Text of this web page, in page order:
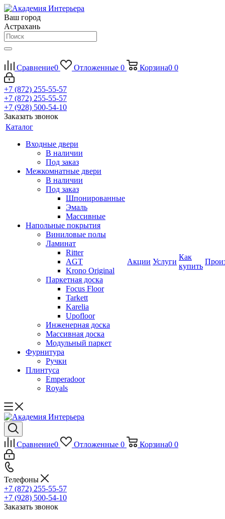
Ваш город
Астрахань
Сравнение0 Отложенные 0 Корзина0 0
+7 (872) 255-55-57
+7 (872) 255-55-57
+7 (928) 500-54-10
Заказать звонок
Каталог
Входные двери
В наличии
Под заказ
Межкомнатные двери
В наличии
Под заказ
Шпонированные
Эмаль
Массивные
Напольные покрытия
Виниловые полы
Ламинат
Ritter
AGT
Krono Original
Паркетная доска
Focus Floor
Tarkett
Karelia
Upofloor
Инженерная доска
Массивная доска
Модульный паркет
Фурнитура
Ручки
Плинтуса
Emperadoor
Royals
Акции Услуги
Как
купить
Сравнение0 Отложенные 0 Корзина0 0
Телефоны
+7 (872) 255-55-57
+7 (928) 500-54-10
Заказать звонок